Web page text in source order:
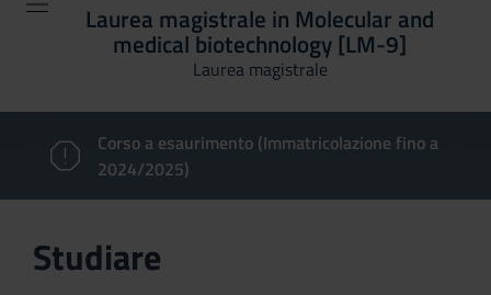
Laurea magistrale in Molecular and
medical biotechnology [LM-9]
Laurea magistrale
Corso a esaurimento (Immatricolazione fino a
2024/2025)
Studiare